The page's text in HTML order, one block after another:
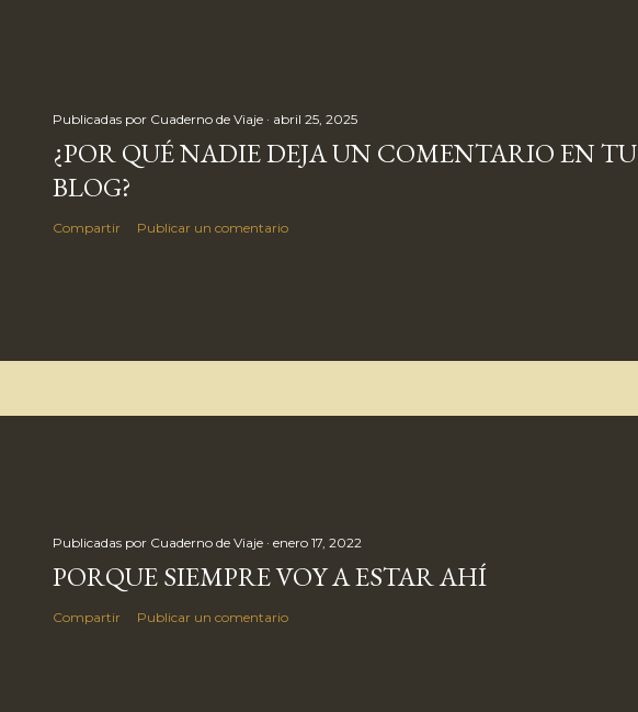
Publicadas por Cuaderno de Viaje abril 25, 2025
¿POR QUÉ NADIE DEJA UN COMENTARIO EN TU
BLOG?
Compartir Publicar un comentario
Publicadas por Cuaderno de Viaje enero 17, 2022
PORQUE SIEMPRE VOY A ESTAR AHÍ
Compartir Publicar un comentario